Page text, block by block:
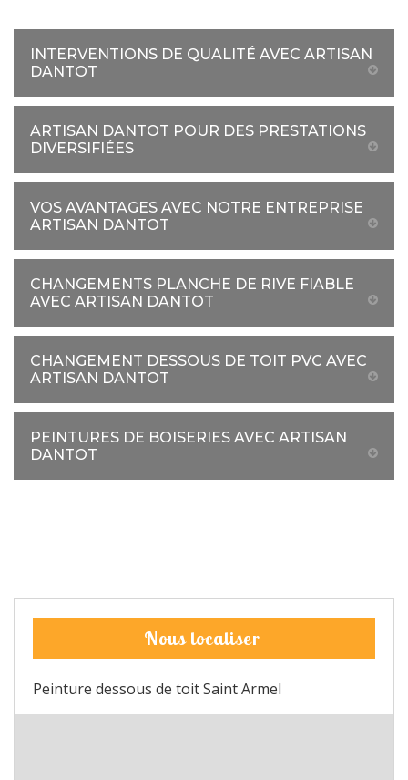
INTERVENTIONS DE QUALITÉ AVEC ARTISAN
DANTOT
ARTISAN DANTOT POUR DES PRESTATIONS
DIVERSIFIÉES
VOS AVANTAGES AVEC NOTRE ENTREPRISE
ARTISAN DANTOT
CHANGEMENTS PLANCHE DE RIVE FIABLE
AVEC ARTISAN DANTOT
CHANGEMENT DESSOUS DE TOIT PVC AVEC
ARTISAN DANTOT
PEINTURES DE BOISERIES AVEC ARTISAN
DANTOT
Nous localiser
Peinture dessous de toit Saint Armel